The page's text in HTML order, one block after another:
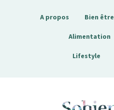
A propos Bien être
Alimentation
Lifestyle
Sobienetre